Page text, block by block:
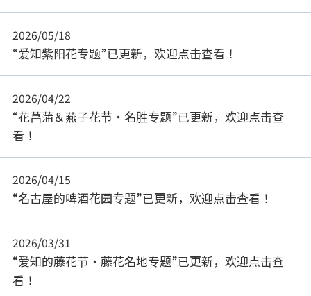
2026/05/18
“爱知紫阳花专题”已更新，欢迎点击查看！
2026/04/22
“花菖蒲＆燕子花节・名胜专题”已更新，欢迎点击查
看！
2026/04/15
“名古屋的啤酒花园专题”已更新，欢迎点击查看！
2026/03/31
“爱知的藤花节・藤花名地专题”已更新，欢迎点击查
看！